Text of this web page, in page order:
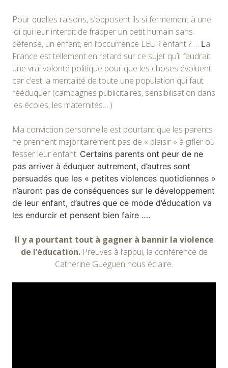
Pour quelles raisons, s’opposent ils si fermement à une
loi qui leur interdit de frapper un petit humain sans
défense, un enfant, en l’occurrence LEUR enfant ? … La
France est tellement en retard sur ce sujet qu’il faudrait
une vrai volonté politique pour que les choses évoluent
car c’est la mentalité de toute une population qui faut
rééduquer (campagnes publicitaires, sensibilisation dans
les écoles, les maternités….)
Ma conviction personnelle est pourtant que les parents
ne prennent majoritairement pas de « plaisir » à gifler ou
fesser leur enfant. Certains parents ont peur de ne
pas arriver à éduquer autrement, d’autres sont
persuadés que les « petites violences quotidiennes »
n’auront pas de conséquences sur le développement
de leur enfant, d’autres que ce mode d’éducation va
les endurcir et pensent bien faire ….
Il y a pourtant tout à gagner à bannir la violence
de l’éducation.Preuves à l’appui, la conférence de
Catherine Gueguen nous éclaire.